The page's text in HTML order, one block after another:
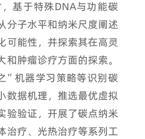
基于特殊DNA与功能碳
分子水平和纳米尺度阐述
可能性，并探索其在高灵
肿瘤诊疗方面的探索。
”机器学习策略等识别碳
数据机理，推选最优虚拟
验验证，开展了碳点纳米
治疗、光热治疗等系列工